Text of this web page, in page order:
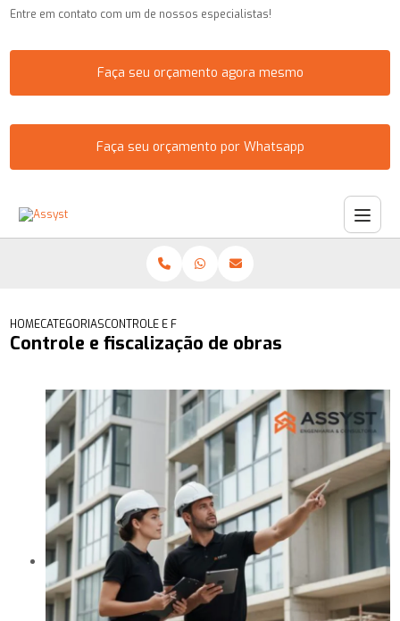
Entre em contato com um de nossos especialistas!
Faça seu orçamento agora mesmo
Faça seu orçamento por Whatsapp
HOMECATEGORIASCONTROLE E FISCALIZAÇÃO DE OBRAS
Controle e fiscalização de obras